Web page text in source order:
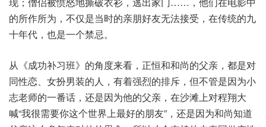
的所作所为，不仅是当时的亲朋好友无法接受，在传统的九
十年代，也是一个禁忌。
从《成功补习班》的角度来看，正恒和和尚的父亲，都是对
同性恋、女扮男装的人，有着强烈的排斥，但不管是因为小
志老师的一番话，还是因为他的父亲，在沙滩上对程翔大
喊“我很需要你这个世界上最好的朋友”，还是因为和尚知道